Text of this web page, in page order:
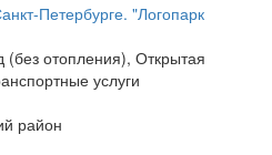
Петербурге. "Логопарк
(без отопления), Открытая
услуги
район